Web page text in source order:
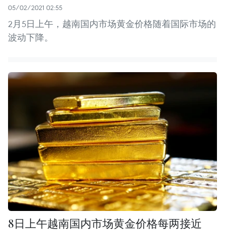
05/02/2021 02:55
2月5日上午，越南国内市场黄金价格随着国际市场的
波动下降。
8日上午越南国内市场黄金价格每两接近